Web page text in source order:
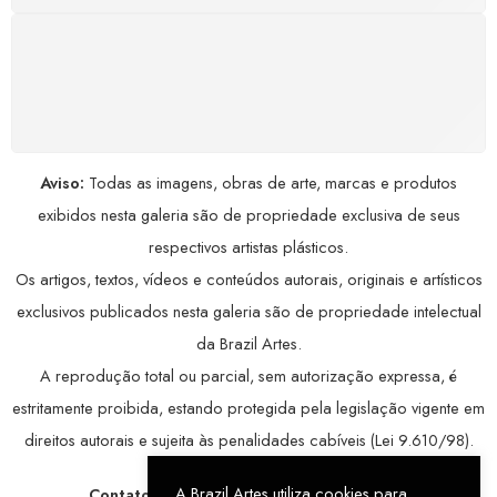
Aviso: Todas as imagens, obras de arte, marcas e produtos
exibidos nesta galeria são de propriedade exclusiva de seus
respectivos artistas plásticos.
Os artigos, textos, vídeos e conteúdos autorais, originais e artísticos
exclusivos publicados nesta galeria são de propriedade intelectual
da Brazil Artes.
A reprodução total ou parcial, sem autorização expressa, é
estritamente proibida, estando protegida pela legislação vigente em
direitos autorais e sujeita às penalidades cabíveis (Lei 9.610/98).